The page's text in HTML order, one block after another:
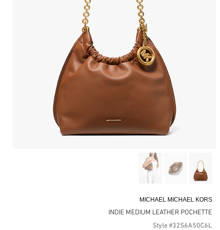
MICHAEL MICHAEL KORS
INDIE MEDIUM LEATHER POCHETTE
Style #32S6A50C6L